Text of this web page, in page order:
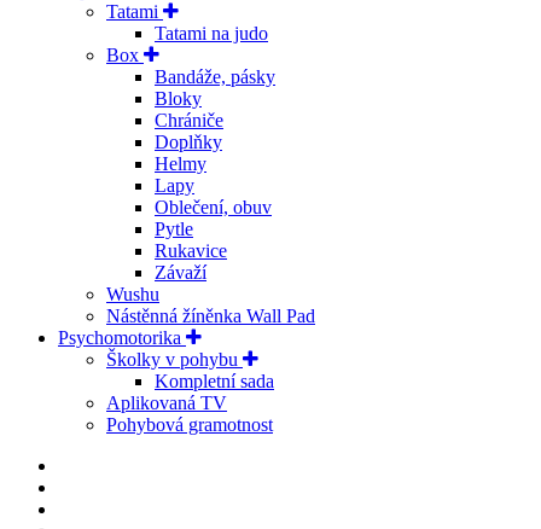
Tatami
Tatami na judo
Box
Bandáže, pásky
Bloky
Chrániče
Doplňky
Helmy
Lapy
Oblečení, obuv
Pytle
Rukavice
Závaží
Wushu
Nástěnná žíněnka Wall Pad
Psychomotorika
Školky v pohybu
Kompletní sada
Aplikovaná TV
Pohybová gramotnost